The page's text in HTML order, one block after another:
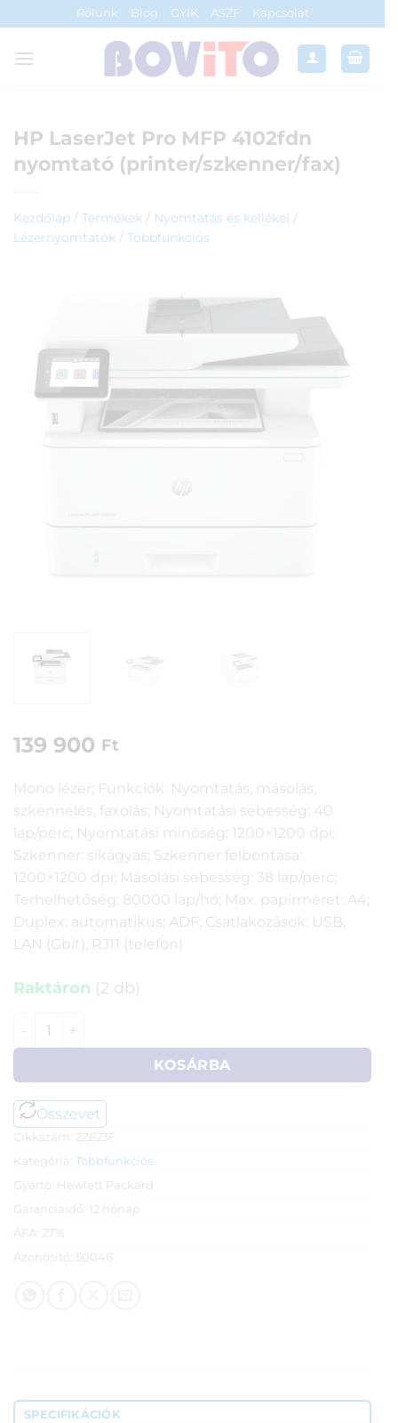
to
content
Rólunk Blog GYIK ÁSZF Kapcsolat
HP LaserJet Pro MFP 4102fdn
nyomtató (printer/szkenner/fax)
Kezdőlap / Termékek / Nyomtatás és kellékei /
Lézernyomtatók / Többfunkciós
139 900 Ft
Mono lézer; Funkciók: Nyomtatás, másolás,
szkennelés, faxolás; Nyomtatási sebesség: 40
lap/perc; Nyomtatási minőség: 1200×1200 dpi;
Szkenner: síkágyas; Szkenner felbontása:
1200×1200 dpi; Másolási sebesség: 38 lap/perc;
Terhelhetőség: 80000 lap/hó; Max. papírméret: A4;
Duplex: automatikus; ADF; Csatlakozások: USB,
LAN (Gbit), RJ11 (telefon)
Raktáron (2 db)
KOSÁRBA
Összevet
Cikkszám: 2Z623F
Kategória: Többfunkciós
Gyártó: Hewlett Packard
Garanciaidő: 12 hónap
ÁFA: 27%
Azonosító: 50046
SPECIFIKÁCIÓK